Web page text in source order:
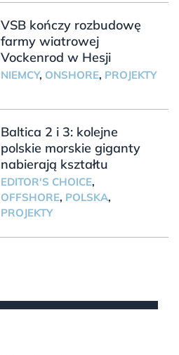
VSB kończy rozbudowę
farmy wiatrowej
Vockenrod w Hesji
NIEMCY, ONSHORE, PROJEKTY
Baltica 2 i 3: kolejne
polskie morskie giganty
nabierają kształtu
EDITOR'S CHOICE,
OFFSHORE, POLSKA,
PROJEKTY